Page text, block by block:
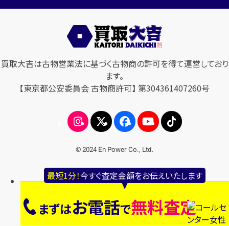
最短1分！今すぐ査定金額をお伝えいたします
まずはお電話で無料査定
買取大吉は古物営業法に基づく古物商の許可を得て運営しており
ます。
【東京都公安委員会 古物商許可】 第304361407260号
© 2024 En Power Co., Ltd.